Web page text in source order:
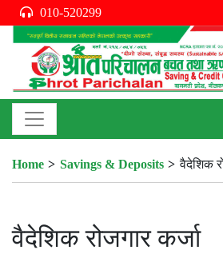
010-520299
Home Savings & Deposits वैदेशिक
वैदेशिक रोजगार कर्जा